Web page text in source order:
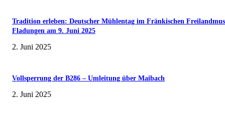
Tradition erleben: Deutscher Mühlentag im Fränkischen
Fladungen am 9. Juni 2025
2. Juni 2025
Vollsperrung der B286 – Umleitung über Maibach
2. Juni 2025